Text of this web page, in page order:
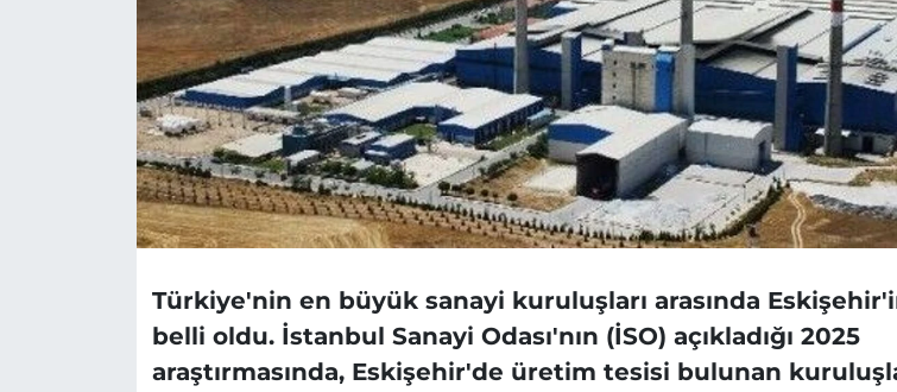
Türkiye'nin en büyük sanayi kuruluşları arasında
belli oldu. İstanbul Sanayi Odası'nın (İSO) açıkladığı 2025
araştırmasında, Eskişehir'de üretim tesisi bulunan